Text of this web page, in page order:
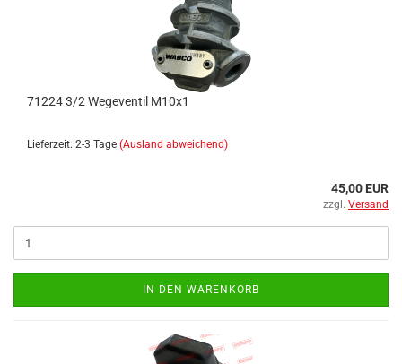
71224 3/2 Wegeventil M10x1
Lieferzeit: 2-3 Tage (Ausland abweichend)
45,00 EUR
zzgl. Versand
IN DEN WARENKORB